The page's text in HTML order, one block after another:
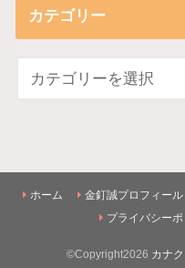
カテゴリー
ホーム 金釘誠プロフィール
プライバシー
©Copyright2026 カナ